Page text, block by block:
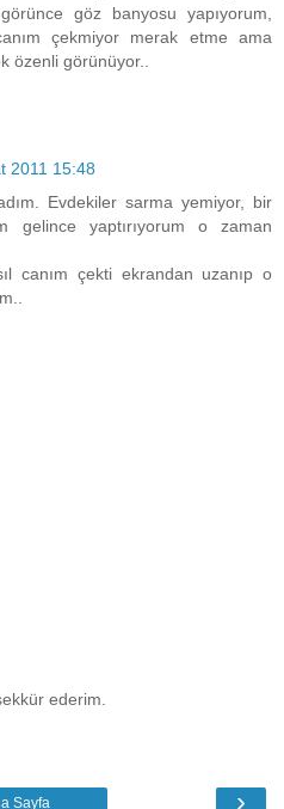
göz banyosu yapıyorum,
çekmiyor merak etme ama
özenli görünüyor..
2011 15:48
Evdekiler sarma yemiyor, bir
gelince yaptırıyorum o zaman
canım çekti ekrandan uzanıp o
ederim.
›
Sayfa